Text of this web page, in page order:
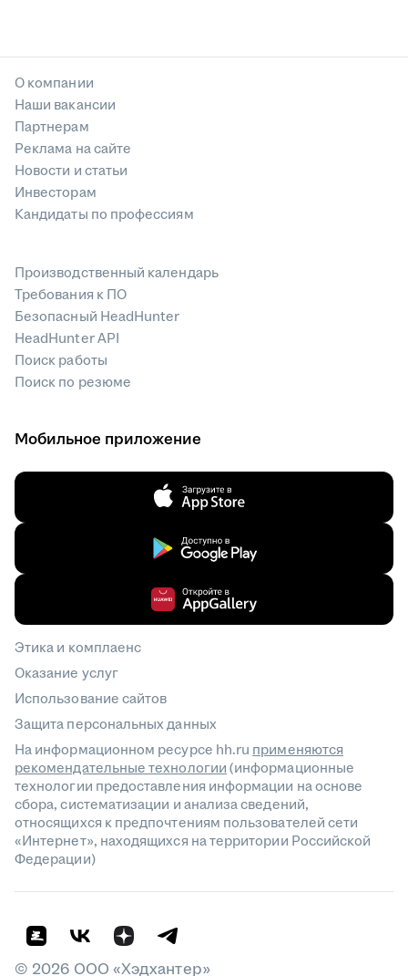
О компании
Наши вакансии
Партнерам
Реклама на сайте
Новости и статьи
Инвесторам
Кандидаты по профессиям
Производственный календарь
Требования к ПО
Безопасный HeadHunter
HeadHunter API
Поиск работы
Поиск по резюме
Мобильное приложение
Этика и комплаенс
Оказание услуг
Использование сайтов
Защита персональных данных
На информационном ресурсе hh.ru применяются
рекомендательные технологии(информационные
технологии предоставления информации на основе
сбора, систематизации и анализа сведений,
относящихся к предпочтениям пользователей сети
«Интернет», находящихся на территории Российской
Федерации)
© 2026 ООО «Хэдхантер»